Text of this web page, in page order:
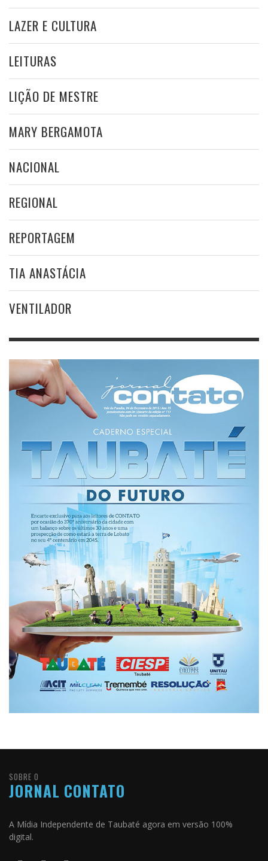
LAZER E CULTURA
LEITURAS
LIÇÃO DE MESTRE
MARY BERGAMOTA
NACIONAL
REGIONAL
REPORTAGEM
TIA ANASTÁCIA
VENTILADOR
SOBRE O
JORNAL CONTATO
A Mídia Independente de Taubaté agora em versão 100%
digital.